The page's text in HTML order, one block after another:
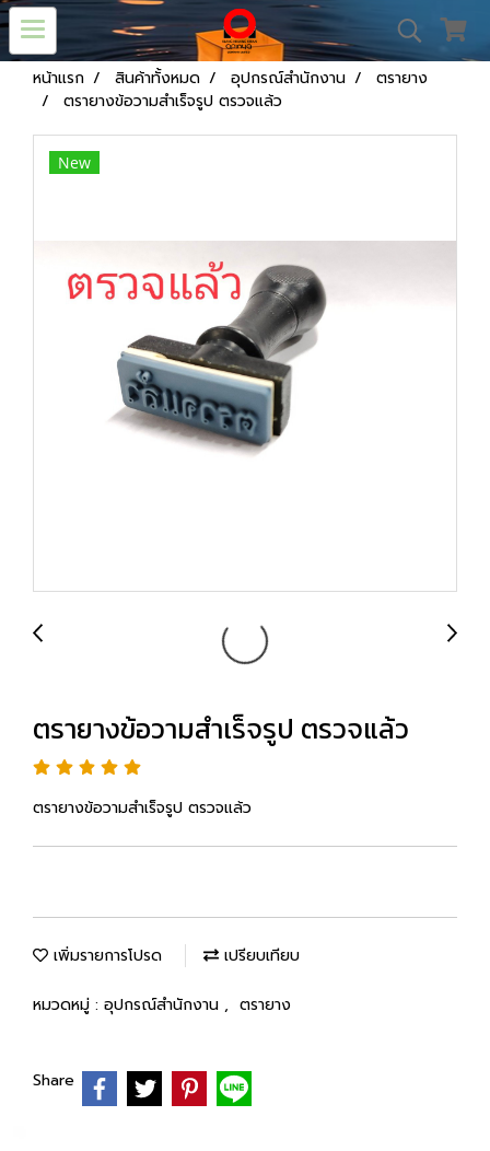
หน้าแรก สินค้าทั้งหมด อุปกรณ์สำนักงาน
ตรายาง
ตรายางข้อวามสำเร็จรูป ตรวจแล้ว
New
ตรายางข้อวามสำเร็จรูป ตรวจแล้ว
ตรายางข้อวามสำเร็จรูป ตรวจแล้ว
เพิ่มรายการโปรด เปรียบเทียบ
หมวดหมู่ : อุปกรณ์สำนักงาน , ตรายาง
Share